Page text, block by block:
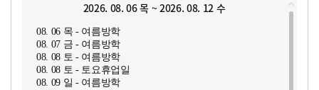
2026. 08. 06 목 ~ 2026. 08. 12 수
08. 06 목 - 여름방학
08. 07 금 - 여름방학
08. 08 토 - 여름방학
08. 08 토 - 토요휴업일
08. 09 일 - 여름방학